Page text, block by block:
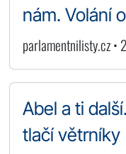
nám. Volání
parlamentnilisty.cz
Abel a ti
tlačí větrníky